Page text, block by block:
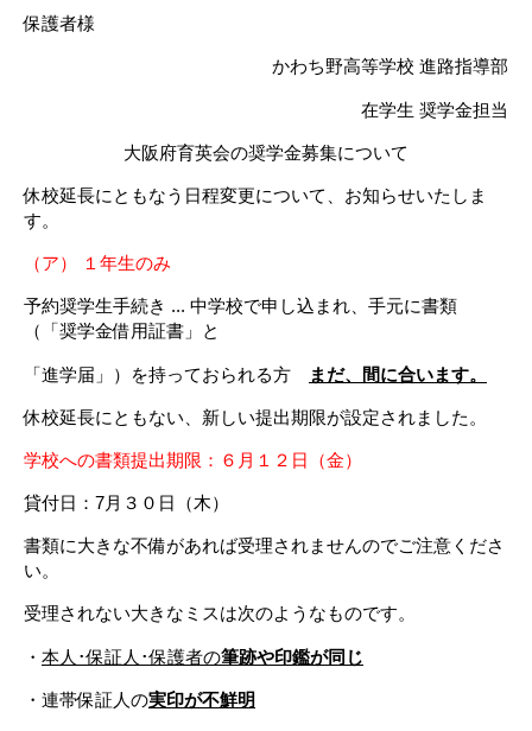
保護者様
かわち野高等学校 進路指導部
在学生 奨学金担当
大阪府育英会の奨学金募集について
休校延長にともなう日程変更について、お知らせいたしま
す。
（ア） １年生のみ
予約奨学生手続き ... 中学校で申し込まれ、手元に書類
（「奨学金借用証書」と
「進学届」）を持っておられる方 まだ、間に合います。
休校延長にともない、新しい提出期限が設定されました。
学校への書類提出期限：６月１２日（金）
貸付日：7月３０日（木）
書類に大きな不備があれば受理されませんのでご注意くださ
い。
受理されない大きなミスは次のようなものです。
・ 本人･保証人･保護者の筆跡や印鑑が同じ
・連帯保証人の実印が不鮮明